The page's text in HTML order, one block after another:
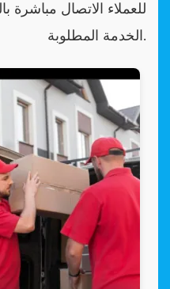
للعملاء الاتصال
الخدمة المطلوبة.